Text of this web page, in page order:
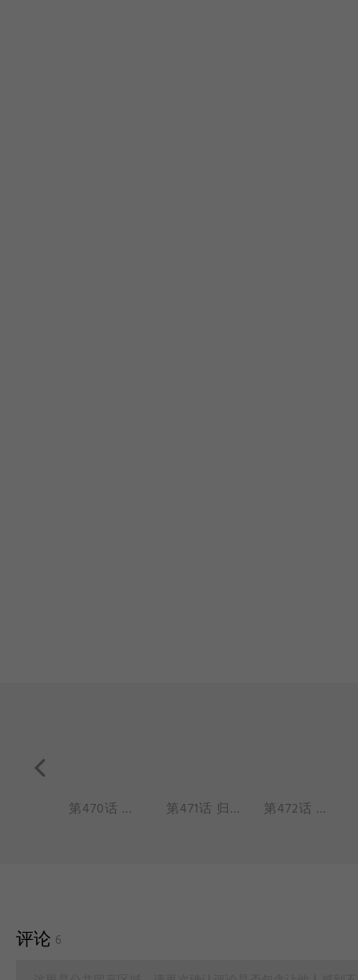
第470话 卖萌的时候要选择自己合适的风格。 第471话 归来吧归来哟，浪迹天涯的游子，归来吧归来哟，别再四处飘泊~ 第472话 做出改变总是需要付出一些勇气。
评论 6